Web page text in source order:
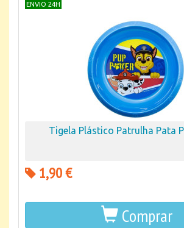
ENVIO 24H
Tigela Plástico Patrulha Pata
1,90 €
Comprar